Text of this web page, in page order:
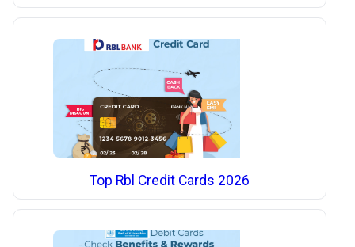
Top Rbl Credit Cards 2026